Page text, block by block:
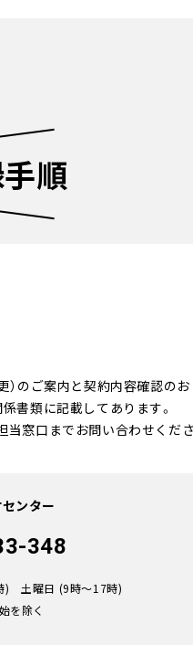
順
）のご案内と契約内容確認のお
書類に記載してあります。
当窓口までお問い合わせくだ
ンター
348
) 土曜日 (9時〜17時)
を除く